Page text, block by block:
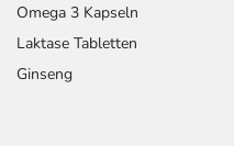
Omega 3 Kapseln
Laktase Tabletten
Ginseng